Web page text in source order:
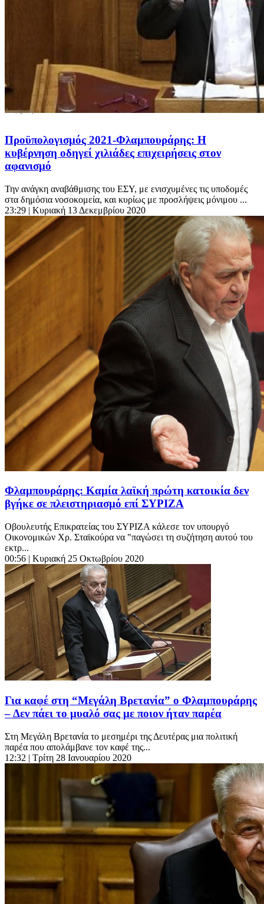
Προϋπολογισμός 2021-Φλαμπουράρης: Η
κυβέρνηση οδηγεί χιλιάδες επιχειρήσεις στον
αφανισμό
Την ανάγκη αναβάθμισης του ΕΣΥ, με ενισχυμένες τις υποδομές
στα δημόσια νοσοκομεία, και κυρίως με προσλήψεις μόνιμου ...
23:29 | Κυριακή 13 Δεκεμβρίου 2020
Φλαμπουράρης: Καμία λαϊκή πρώτη κατοικία δεν
βγήκε σε πλειστηριασμό επί ΣΥΡΙΖΑ
Οβουλευτής Επικρατείας του ΣΥΡΙΖΑ κάλεσε τον υπουργό
Οικονομικών Χρ. Σταϊκούρα να "παγώσει τη συζήτηση αυτού του
εκτρ...
00:56 | Κυριακή 25 Οκτωβρίου 2020
Για καφέ στη “Μεγάλη Βρετανία” ο Φλαμπουράρης
– Δεν πάει το μυαλό σας με ποιον ήταν παρέα
Στη Μεγάλη Βρετανία το μεσημέρι της Δευτέρας μια πολιτική
παρέα που απολάμβανε τον καφέ της...
12:32 | Τρίτη 28 Ιανουαρίου 2020